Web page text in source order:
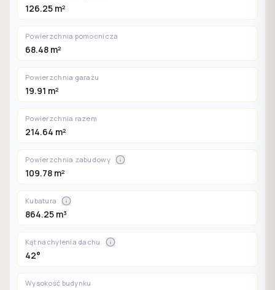
126.25 m²
Powierzchnia pomocnicza
68.48 m²
Powierzchnia garażu
19.91 m²
Powierzchnia razem
214.64 m²
Powierzchnia zabudowy
109.78 m²
Kubatura
864.25 m³
Kąt nachylenia dachu
42°
Wysokość budynku